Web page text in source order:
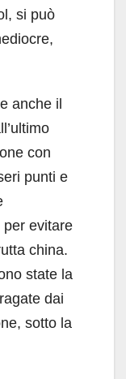
si può
anche il
con
punti e
per evitare
china.
state la
dai
sotto la